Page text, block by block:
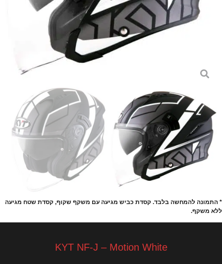
* התמונה להמחשה בלבד. קסדת כביש מגיעה עם משקף שקוף, קסדת שטח מגיעה
ללא משקף.
KYT NF-J – Motion White